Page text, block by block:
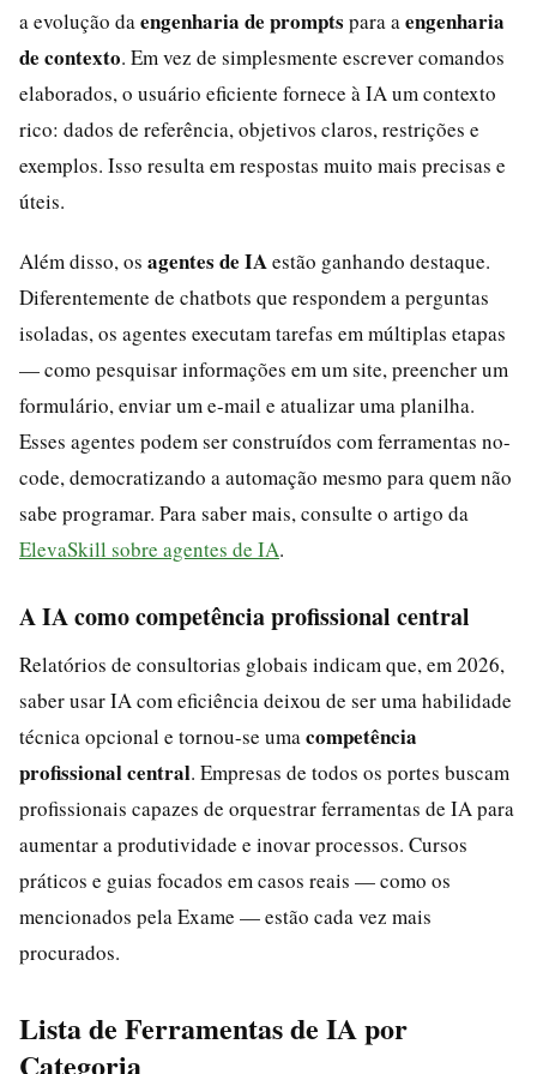
a evolução da engenharia de prompts para a engenharia
de contexto. Em vez de simplesmente escrever comandos
elaborados, o usuário eficiente fornece à IA um contexto
rico: dados de referência, objetivos claros, restrições e
exemplos. Isso resulta em respostas muito mais precisas e
úteis.
Além disso, os agentes de IAestão ganhando destaque.
Diferentemente de chatbots que respondem a perguntas
isoladas, os agentes executam tarefas em múltiplas etapas
— como pesquisar informações em um site, preencher um
formulário, enviar um e-mail e atualizar uma planilha.
Esses agentes podem ser construídos com ferramentas no-
code, democratizando a automação mesmo para quem não
sabe programar. Para saber mais, consulte o artigo da
ElevaSkill sobre agentes de IA.
A IA como competência profissional central
Relatórios de consultorias globais indicam que, em 2026,
saber usar IA com eficiência deixou de ser uma habilidade
técnica opcional e tornou-se uma competência
profissional central. Empresas de todos os portes buscam
profissionais capazes de orquestrar ferramentas de IA para
aumentar a produtividade e inovar processos. Cursos
práticos e guias focados em casos reais — como os
mencionados pela Exame — estão cada vez mais
procurados.
Lista de Ferramentas de IA por
Categoria